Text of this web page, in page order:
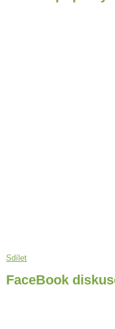
Sdílet
FaceBook